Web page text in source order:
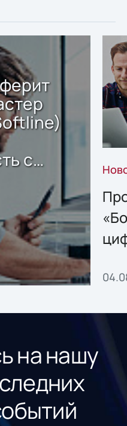
с
на нашу